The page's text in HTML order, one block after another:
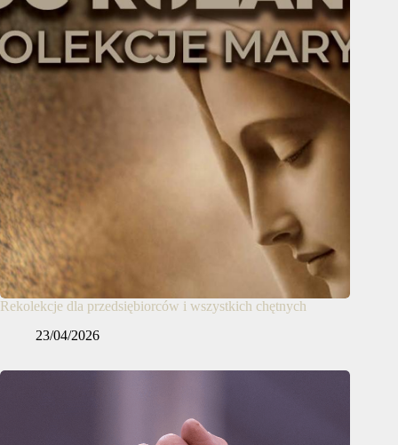
Rekolekcje dla przedsiębiorców i wszystkich chętnych
23/04/2026